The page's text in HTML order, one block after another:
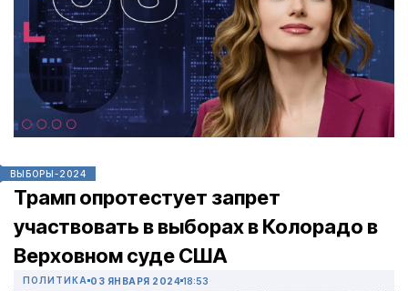
ВЫБОРЫ-2024
Трамп опротестует запрет
участвовать в выборах в Колорадо в
Верховном суде США
ПОЛИТИКА 03 ЯНВАРЯ 2024 18:53